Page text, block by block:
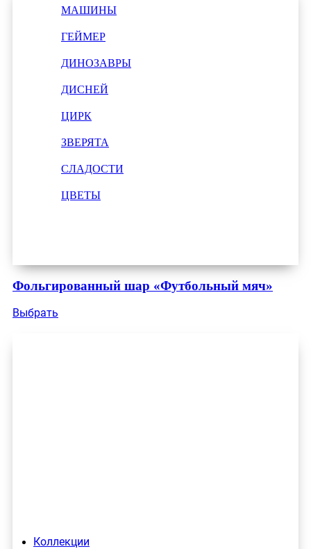
МАШИНЫ
ГЕЙМЕР
ДИНОЗАВРЫ
ДИСНЕЙ
ЦИРК
ЗВЕРЯТА
СЛАДОСТИ
ЦВЕТЫ
Коллекции
Фольгированный шар «Футбольный мяч»
Выбрать